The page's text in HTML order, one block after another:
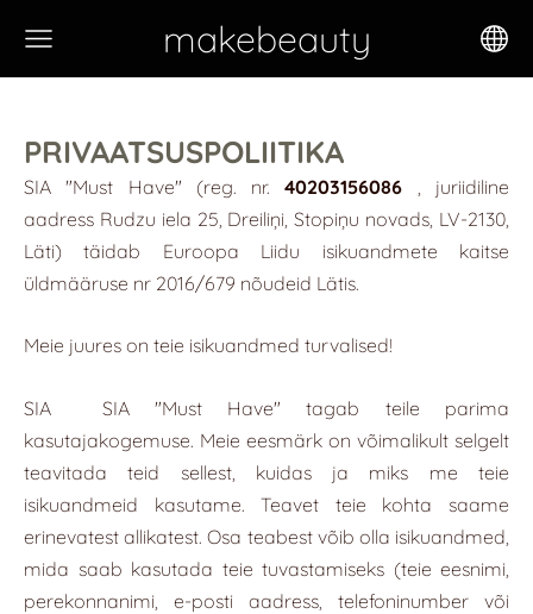
makebeauty
PRIVAATSUSPOLIITIKA
SIA "Must Have" (reg. nr.40203156086 , juriidiline
aadress Rudzu iela 25, Dreiliņi, Stopiņu novads, LV-2130,
Läti) täidab Euroopa Liidu isikuandmete kaitse
üldmääruse nr 2016/679 nõudeid Lätis.
Meie juures on teie isikuandmed turvalised!
SIA SIA "Must Have" tagab teile parima
kasutajakogemuse. Meie eesmärk on võimalikult selgelt
teavitada teid sellest, kuidas ja miks me teie
isikuandmeid kasutame. Teavet teie kohta saame
erinevatest allikatest. Osa teabest võib olla isikuandmed,
mida saab kasutada teie tuvastamiseks (teie eesnimi,
perekonnanimi, e-posti aadress, telefoninumber või